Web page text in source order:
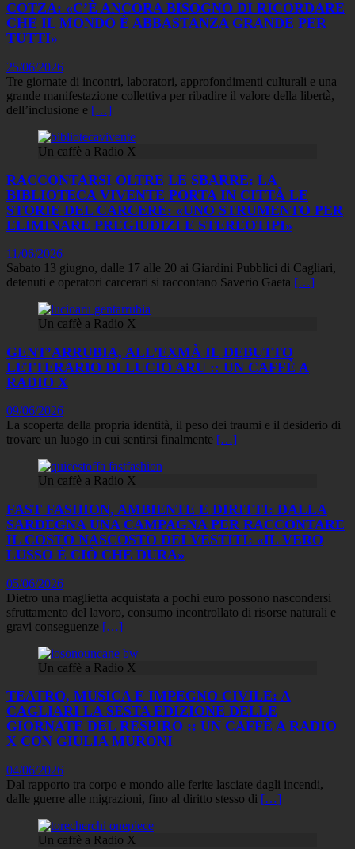
COTZA: «C’È ANCORA BISOGNO DI RICORDARE
CHE IL MONDO È ABBASTANZA GRANDE PER
TUTTI»
25/06/2026
Tre giornate di incontri, laboratori, approfondimenti culturali e una
grande manifestazione collettiva per ribadire il valore della libertà,
dell’inclusione e […]
Un caffè a Radio X
RACCONTARSI OLTRE LE SBARRE: LA
BIBLIOTECA VIVENTE PORTA IN CITTÀ LE
STORIE DEL CARCERE: «UNO STRUMENTO PER
ELIMINARE PREGIUDIZI E STEREOTIPI»
11/06/2026
Sabato 13 giugno, dalle 17 alle 20 ai Giardini Pubblici di Cagliari,
detenuti e operatori carcerari si raccontano Saverio Gaeta […]
Un caffè a Radio X
GENT’ARRUBIA, ALL’EXMÀ IL DEBUTTO
LETTERARIO DI LUCIO ARU :: UN CAFFÈ A
RADIO X
09/06/2026
La scoperta della propria identità, il peso dei traumi e il desiderio di
trovare un luogo in cui sentirsi finalmente […]
Un caffè a Radio X
FAST FASHION, AMBIENTE E DIRITTI: DALLA
SARDEGNA UNA CAMPAGNA PER RACCONTARE
IL COSTO NASCOSTO DEI VESTITI: «IL VERO
LUSSO È CIÒ CHE DURA»
05/06/2026
Dietro una maglietta acquistata a pochi euro possono nascondersi
sfruttamento del lavoro, consumo incontrollato di risorse naturali e
gravi conseguenze […]
Un caffè a Radio X
TEATRO, MUSICA E IMPEGNO CIVILE: A
CAGLIARI LA SESTA EDIZIONE DELLE
GIORNATE DEL RESPIRO :: UN CAFFÈ A RADIO
X CON GIULIA MURONI
04/06/2026
Dal rapporto tra corpo e mondo alle ferite lasciate dagli incendi,
dalle guerre alle migrazioni, fino al diritto stesso di […]
Un caffè a Radio X